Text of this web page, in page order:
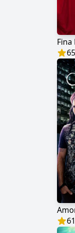
Fina
65
61